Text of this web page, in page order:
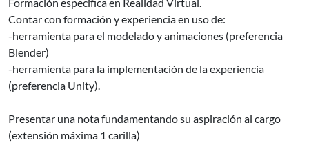
Contar con formación y experiencia en uso de:
-herramienta para el modelado y animaciones (preferencia
Blender)
-herramienta para la implementación de la experiencia
(preferencia Unity).
Presentar una nota fundamentando su aspiración al cargo
(extensión máxima 1 carilla)